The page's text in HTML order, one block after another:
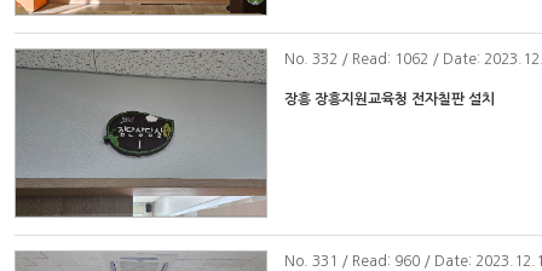
No . 332 / Read: 1062 / Date:
장흥 장흥지원교육청 전자칠판 설치
No . 331 / Read: 960 / Date: